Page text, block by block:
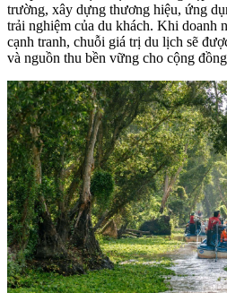
trường, xây dựng thương hiệu, ứng
trải nghiệm của du khách. Khi doanh
cạnh tranh, chuỗi giá trị du lịch sẽ
và nguồn thu bền vững cho cộng